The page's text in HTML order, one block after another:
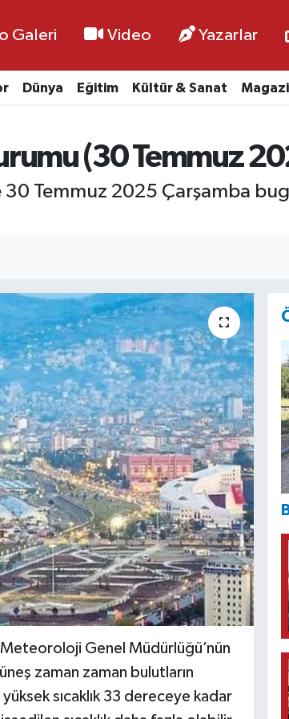
Galeri Video Yazarlar
Dünya Eğitim Kültür & Sanat
(30 Temmuz
Temmuz 2025 Çarşamba
Genel Müdürlüğü’nün
zaman zaman bulutların
sıcaklık 33 dereceye kadar